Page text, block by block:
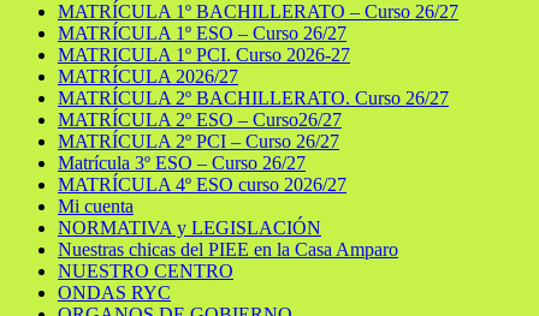
MATRÍCULA 1º BACHILLERATO – Curso 26/27
MATRÍCULA 1º ESO – Curso 26/27
MATRICULA 1º PCI. Curso 2026-27
MATRÍCULA 2026/27
MATRÍCULA 2º BACHILLERATO. Curso 26/27
MATRÍCULA 2º ESO – Curso26/27
MATRÍCULA 2º PCI – Curso 26/27
Matrícula 3º ESO – Curso 26/27
MATRÍCULA 4º ESO curso 2026/27
Mi cuenta
NORMATIVA y LEGISLACIÓN
Nuestras chicas del PIEE en la Casa Amparo
NUESTRO CENTRO
ONDAS RYC